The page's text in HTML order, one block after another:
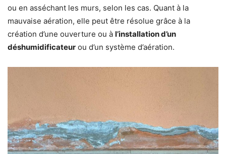
ou en asséchant les murs, selon les cas. Quant à la
mauvaise aération, elle peut être résolue grâce à la
création d’une ouverture ou à l’installation d’un
déshumidificateur ou d’un système d’aération.